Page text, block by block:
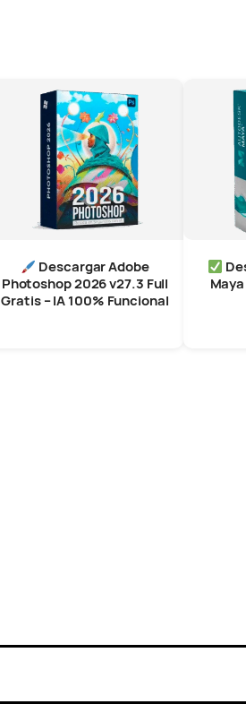
Descargar Adobe
Photoshop 2026 v27.3 Full
Gratis – IA 100% Funcional